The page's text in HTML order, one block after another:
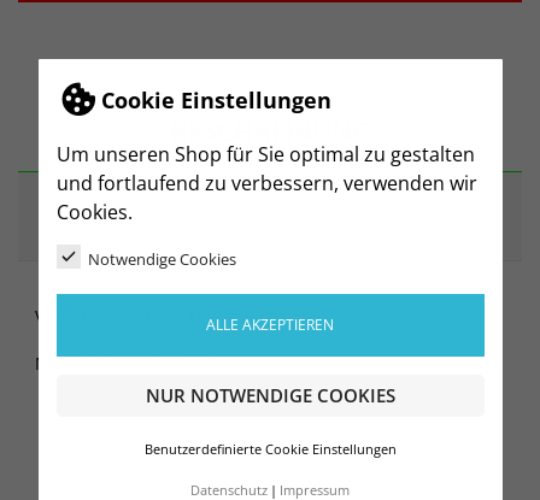
Cookie Einstellungen
Um unseren Shop für Sie optimal zu gestalten
und fortlaufend zu verbessern, verwenden wir
Cookies.
Notwendige Cookies
ALLE AKZEPTIEREN
NUR NOTWENDIGE COOKIES
Benutzerdefinierte Cookie Einstellungen
Datenschutz Impressum
VKD Training Hose Herren schwarz
Material: 100% Polyester